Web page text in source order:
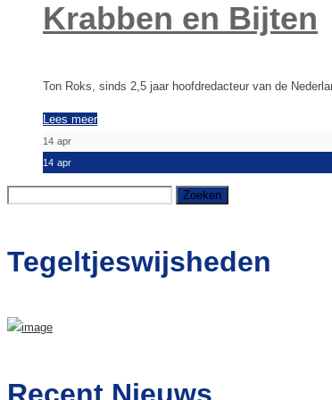
Krabben en Bijten
Ton Roks, sinds 2,5 jaar hoofdredacteur van de
Lees meer
14 apr
14 apr
Tegeltjeswijsheden